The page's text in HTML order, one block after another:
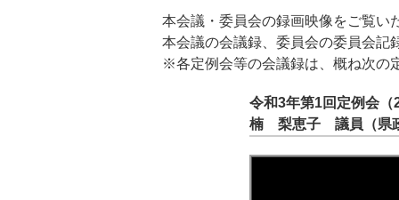
本会議・委員会の録画映像をご覧い
本会議の会議録、委員会の委員会記
※各定例会等の会議録は、概ね次の
令和3年第1回定例会
楠 梨恵子 議員（県